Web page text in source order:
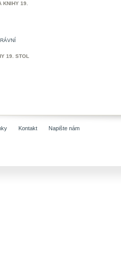
KNIHY 19.
19. STOL
Kontakt Napište nám